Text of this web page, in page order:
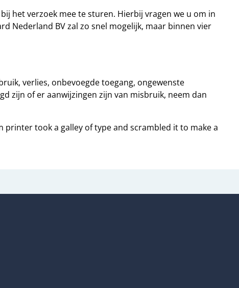
het verzoek mee te sturen. Hierbij vragen we u om in
Nederland BV zal zo snel mogelijk, maar binnen vier
verlies, onbevoegde toegang, ongewenste
zijn of er aanwijzingen zijn van misbruik, neem dan
took a galley of type and scrambled it to make a